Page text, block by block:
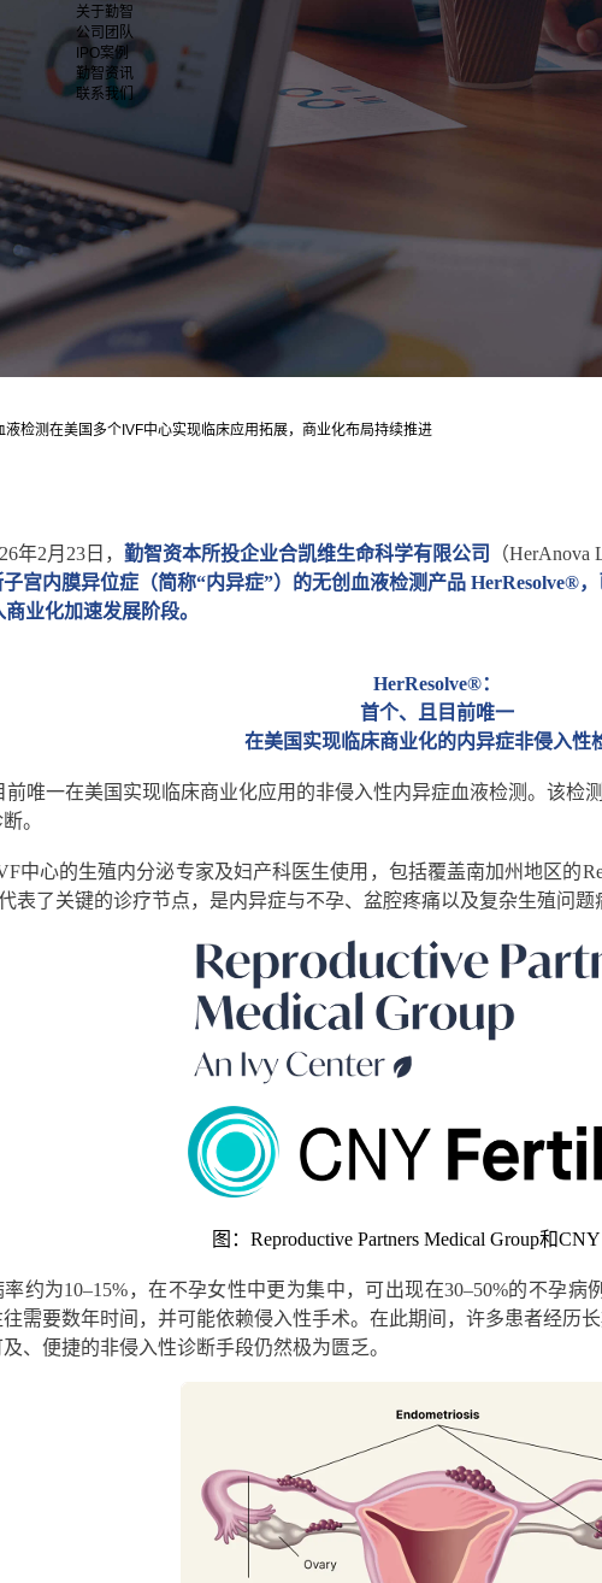
关于勤智
公司团队
IPO案例
勤智资讯
联系我们
检测在美国多个IVF中心实现临床应用拓展，商业化布局持续推进
年2月23日， 勤智资本所投企业合凯维生命科学有限公司
（
宫内膜异位症（简称“内异症”）的无创血液检测产品 HerResolve®
业化加速发展阶段。
HerResolve®：
首个、且目前唯一
在美国实现临床商业化的内异症非侵入性
前唯一在美国实现临床商业化应用的非侵入性内异症血液检测。该
。
中心的生殖内分泌专家及妇产科医生使用，包括覆盖南加州地区的
表了关键的诊疗节点，是内异症与不孕、盆腔疼痛以及复杂生殖问题
图：Reproductive Partners Medical Group和
率约为10–15%，在不孕女性中更为集中，可出现在30–50%的不孕病
需要数年时间，并可能依赖侵入性手术。在此期间，许多患者经历
、便捷的非侵入性诊断手段仍然极为匮乏。